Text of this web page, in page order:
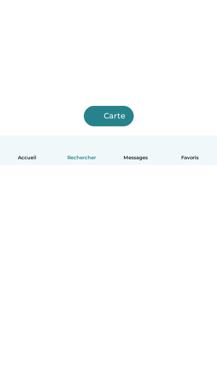
Accueil Rechercher Messages Favoris
Carte